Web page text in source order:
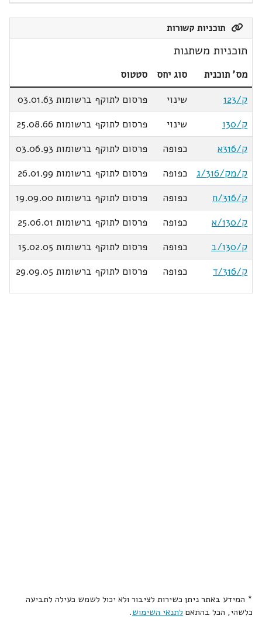
תוכניות קשורות
תוכניות משתנות
מס' תוכנית סוג יחס
סטטוס
ק/123
שינוי
פרסום לתוקף ברשומות 03.01.63
ק/130
שינוי
פרסום לתוקף ברשומות 25.08.66
ק/316א
כפופה
פרסום לתוקף ברשומות 03.06.93
ק/מק/316/ג
כפופה
פרסום לתוקף ברשומות 26.01.99
ק/316/ח
כפופה
פרסום לתוקף ברשומות 19.09.00
ק/130/א
כפופה
פרסום לתוקף ברשומות 25.06.01
ק/130/ב
כפופה
פרסום לתוקף ברשומות 15.02.05
ק/316/ד
כפופה פרסום לתוקף ברשומות 29.09.05
* המידע באתר ניתן כשירות לציבור ולא יכול לשמש כעילה לתביעה
כלשהי, הכל בהתאם לתנאי השימוש.